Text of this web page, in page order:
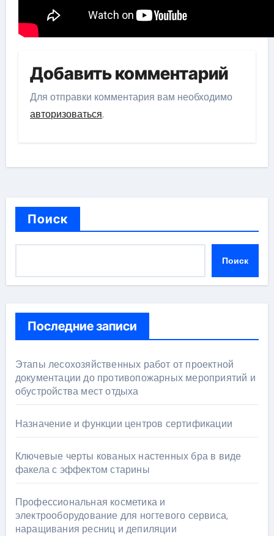
Добавить комментарий
Для отправки комментария вам необходимо
авторизоваться.
Поиск
Поиск
Последние записи
Этапы лесохозяйственных работ от проектной
документации до противопожарных мероприятий и
обустройства мест отдыха
Назначение и функции центров сертификации
Ключевые черты кованых настенных бра в виде
факела с эффектом старины
Профессиональная косметика и
электрооборудование для ногтевого сервиса,
наращивания ресниц и депиляции